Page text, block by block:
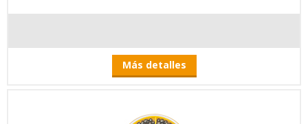
Más detalles